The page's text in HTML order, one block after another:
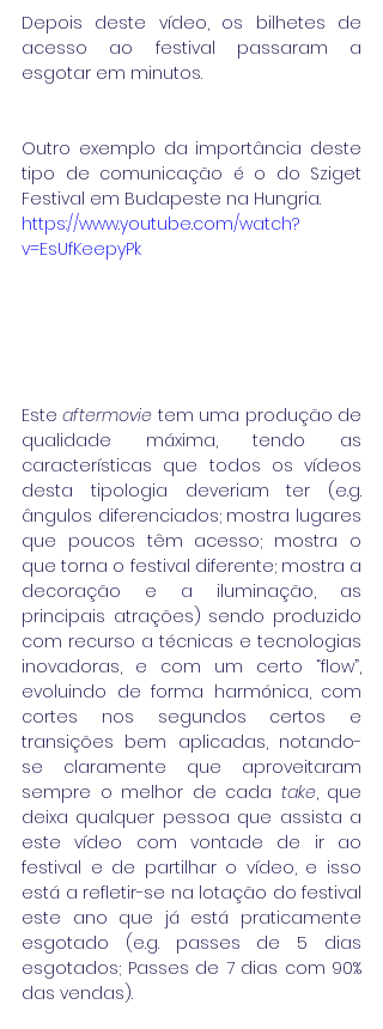
Depois deste vídeo, os bilhetes de
acesso ao festival passaram a
esgotar em minutos.
Outro exemplo da importância deste
tipo de comunicação é o do Sziget
Festival em Budapeste na Hungria.
https://www.youtube.com/watch?
v=EsUfKeepyPk
Este aftermovie tem uma produção de
qualidade máxima, tendo as
características que todos os vídeos
desta tipologia deveriam ter (e.g.
ângulos diferenciados; mostra lugares
que poucos têm acesso; mostra o
que torna o festival diferente; mostra a
decoração e a iluminação, as
principais atrações) sendo produzido
com recurso a técnicas e tecnologias
inovadoras, e com um certo “flow”,
evoluindo de forma harmónica, com
cortes nos segundos certos e
transições bem aplicadas, notando-
se claramente que aproveitaram
sempre o melhor de cada take, que
deixa qualquer pessoa que assista a
este vídeo com vontade de ir ao
festival e de partilhar o vídeo, e isso
está a refletir-se na lotação do festival
este ano que já está praticamente
esgotado (e.g. passes de 5 dias
esgotados; Passes de 7 dias com 90%
das vendas).